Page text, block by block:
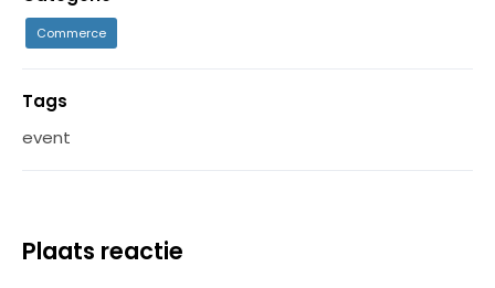
Commerce
Tags
event
Plaats reactie